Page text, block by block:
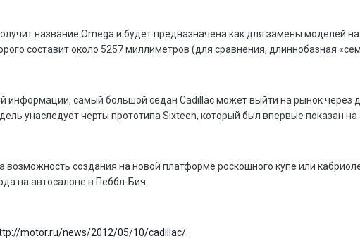
название Omega и будет предназначена как для замены моделей
составит около 5257 миллиметров (для сравнения, длиннобазная
информации, самый большой седан Cadillac может выйти на рынок через
унаследует черты прототипа Sixteen, который был впервые показан
возможность создания на новой платформе роскошного купе или
на автосалоне в Пеббл-Бич.
motor.ru/news/2012/05/10/cadillac/